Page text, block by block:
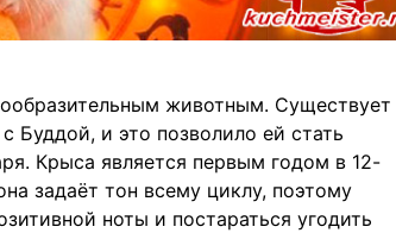
животным. Существует
Буддой, и это позволило ей стать
Крыса является первым годом в 12-
задаёт тон всему циклу, поэтому
ноты и постараться угодить